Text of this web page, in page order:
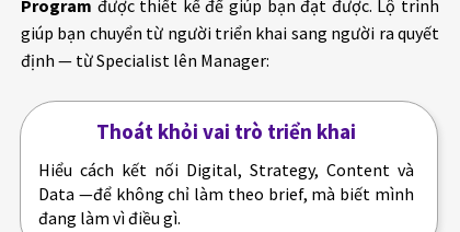
Program được thiết kế để giúp bạn đạt được. Lộ trình
giúp bạn chuyển từ người triển khai sang người ra quyết
định — từ Specialist lên Manager:
Hiểu cách kết nối Digital, Strategy, Content và
Data —để không chỉ làm theo brief, mà biết mình
đang làm vì điều gì.
Thoát khỏi vai trò triển khai